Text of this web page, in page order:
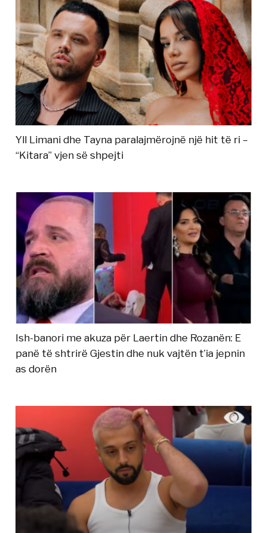
Yll Limani dhe Tayna paralajmërojnë një hit të ri –
“Kitara” vjen së shpejti
Ish-banori me akuza për Laertin dhe Rozanën: E
panë të shtrirë Gjestin dhe nuk vajtën t’ia jepnin
as dorën